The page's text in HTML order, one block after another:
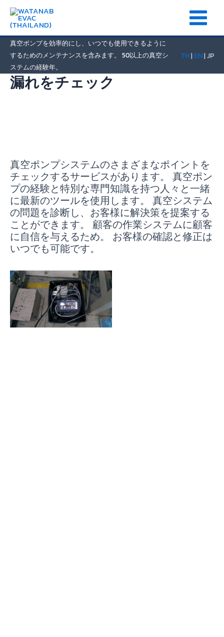
Skip
content
Main
Menu
真空ポンプを効率的にし、いつでも使用できるように
するためのメンテナンスを含みます。 50以上の真空シ
ステムの経験年。
TH| EN| JP
漏れをチェック
真空ポンプシステムのさまざまなポイントを
チェックするサービスがあります。 真空ポン
プの経験と特別な専門知識を持つ人々と一緒
に最新のツールを使用します。 真空システム
の問題を診断し、お客様に解決策を提案する
ことができます。 顧客の作業システムに顧客
に自信を与えるため。 お客様の確認と修正は
いつでも可能です。